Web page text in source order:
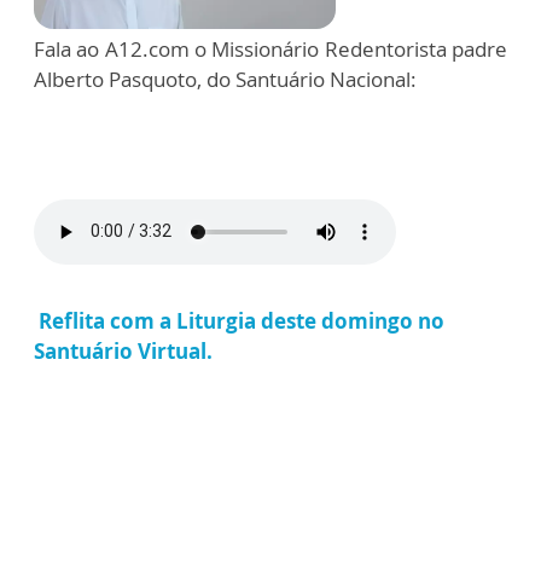
Fala ao A12.com o Missionário Redentorista padre
Alberto Pasquoto, do Santuário Nacional:
Reflita com a Liturgia deste domingo no
Santuário Virtual.